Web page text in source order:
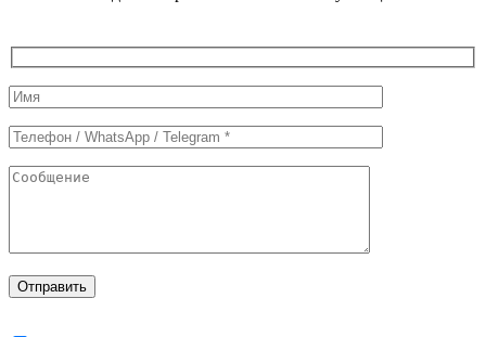
Служебные
поля
формы
Отправить